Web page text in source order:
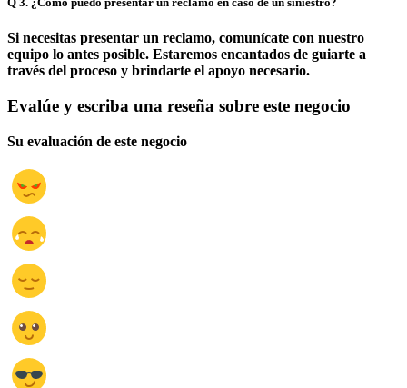
Si necesitas presentar un reclamo, comunícate con nuestro
equipo lo antes posible. Estaremos encantados de guiarte a
través del proceso y brindarte el apoyo necesario.
Evalúe y escriba una reseña sobre este negocio
Su evaluación de este negocio